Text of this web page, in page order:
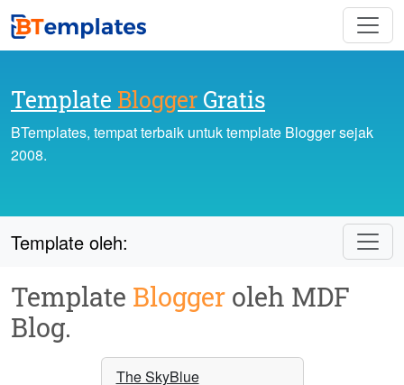
Template Blogger Gratis
BTemplates, tempat terbaik untuk template Blogger sejak
2008.
Template oleh:
Template Blogger oleh MDF
Blog.
The SkyBlue